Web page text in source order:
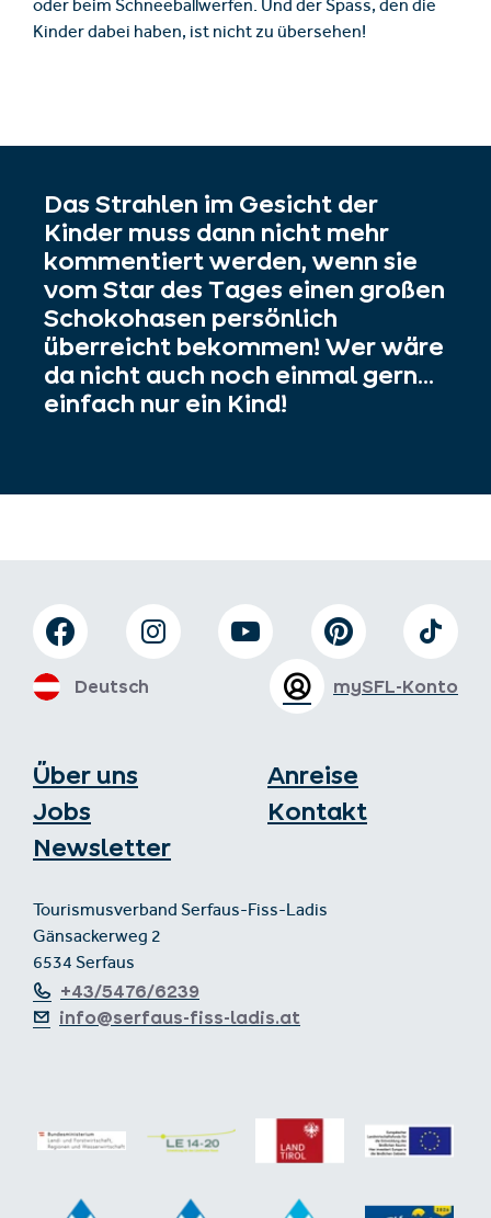
oder beim Schneeballwerfen. Und der Spass, den die
Kinder dabei haben, ist nicht zu übersehen!
Das Strahlen im Gesicht der
Kinder muss dann nicht mehr
kommentiert werden, wenn sie
vom Star des Tages einen großen
Schokohasen persönlich
überreicht bekommen! Wer wäre
da nicht auch noch einmal gern...
einfach nur ein Kind!
Über uns
Jobs
Newsletter
Anreise
Kontakt
Tourismusverband Serfaus-Fiss-Ladis
Gänsackerweg 2
6534 Serfaus
+43/5476/6239
info@serfaus-fiss-ladis.at
mySFL-Konto
Deutsch